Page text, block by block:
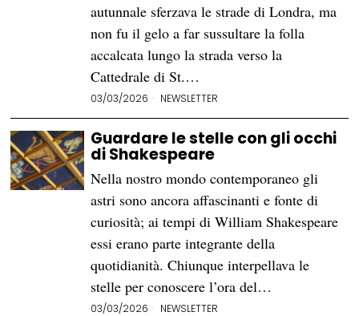
autunnale sferzava le strade di Londra, ma
non fu il gelo a far sussultare la folla
accalcata lungo la strada verso la
Cattedrale di St.…
03/03/2026 NEWSLETTER
Guardare le stelle con gli occhi
di Shakespeare
Nella nostro mondo contemporaneo gli
astri sono ancora affascinanti e fonte di
curiosità; ai tempi di William Shakespeare
essi erano parte integrante della
quotidianità. Chiunque interpellava le
stelle per conoscere l’ora del…
03/03/2026 NEWSLETTER